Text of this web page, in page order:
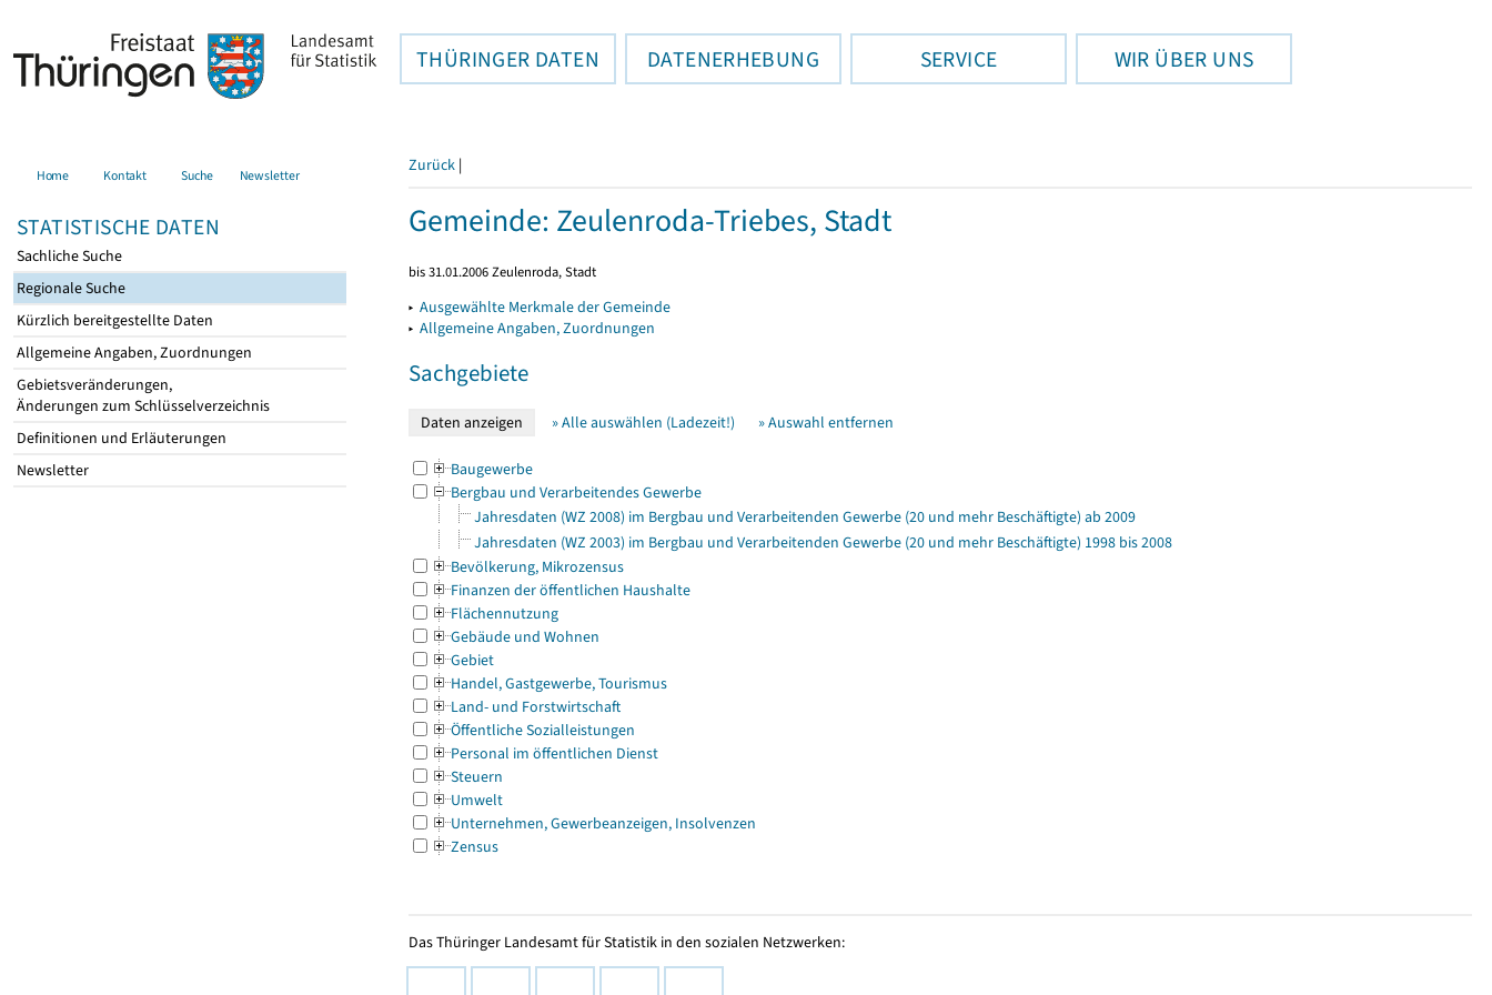
THÜRINGER DATEN DATENERHEBUNG SERVICE WIR ÜBER UNS
Home Kontakt Suche Newsletter
STATISTISCHE DATEN
Sachliche Suche
Regionale Suche
Kürzlich bereitgestellte Daten
Allgemeine Angaben, Zuordnungen
Gebietsveränderungen,
Änderungen zum Schlüsselverzeichnis
Definitionen und Erläuterungen
Newsletter
Zurück |
Gemeinde: Zeulenroda-Triebes, Stadt
bis 31.01.2006 Zeulenroda, Stadt
▸ Ausgewählte Merkmale der Gemeinde
▸ Allgemeine Angaben, Zuordnungen
Sachgebiete
» Alle auswählen (Ladezeit!) » Auswahl entfernen
Baugewerbe
Bergbau und Verarbeitendes Gewerbe
Jahresdaten (WZ 2008) im Bergbau und Verarbeitenden Gewerbe (20 und mehr Beschäftigte) ab 2009
Jahresdaten (WZ 2003) im Bergbau und Verarbeitenden Gewerbe (20 und mehr Beschäftigte) 1998 bis 2008
Bevölkerung, Mikrozensus
Finanzen der öffentlichen Haushalte
Flächennutzung
Gebäude und Wohnen
Gebiet
Handel, Gastgewerbe, Tourismus
Land- und Forstwirtschaft
Öffentliche Sozialleistungen
Personal im öffentlichen Dienst
Steuern
Umwelt
Unternehmen, Gewerbeanzeigen, Insolvenzen
Zensus
Das Thüringer Landesamt für Statistik in den sozialen Netzwerken: